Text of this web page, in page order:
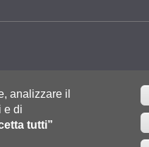
analizzare il
e di
tutti”